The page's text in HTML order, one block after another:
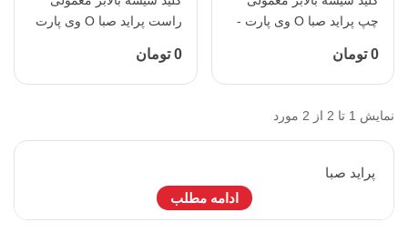
چپ پراید صبا O وی پارت -
0 تومان
راست پراید صبا O وی پارت
0 تومان
نمایش 1 تا 2 از 2 مورد
پرايد صبا
ادامه مطلب